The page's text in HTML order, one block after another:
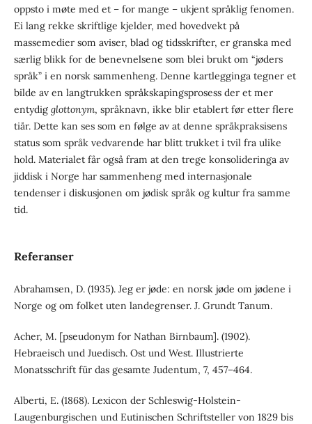
oppsto i møte med et – for mange – ukjent språklig fenomen.
Ei lang rekke skriftlige kjelder, med hoved­vekt på
massemedier som aviser, blad og tidsskrifter, er granska med
særlig blikk for de benevnelsene som blei brukt om “jøders
språk” i en norsk sammenheng. Denne kartlegginga tegner et
bilde av en langtrukken språkskapings­prosess der et mer
entydig glottonym, språknavn, ikke blir etablert før etter flere
tiår. Dette kan ses som en følge av at denne språk­praksisens
status som språk vedvarende har blitt trukket i tvil fra ulike
hold. Materialet får også fram at den trege konsolideringa av
jiddisk i Norge har sammenheng med internasjonale
tendenser i diskusjonen om jødisk språk og kultur fra samme
tid.
Referanser
Abrahamsen, D. (1935). Jeg er jøde: en norsk jøde om jødene i
Norge og om folket uten landegrenser. J. Grundt Tanum.
Acher, M. [pseudonym for Nathan Birnbaum]. (1902).
Hebraeisch und Juedisch. Ost und West. Illustrierte
Monatsschrift für das gesamte Judentum, 7, 457–464.
Alberti, E. (1868). Lexicon der Schleswig-Holstein-
Laugenburgischen und Eutinischen Schriftsteller von 1829 bis